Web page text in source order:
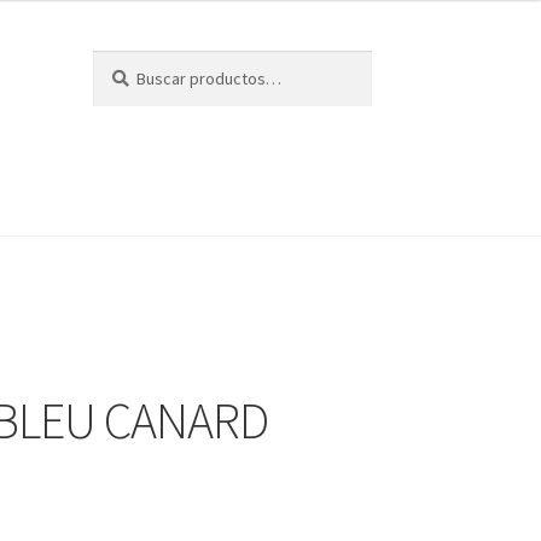
por:
CANARD